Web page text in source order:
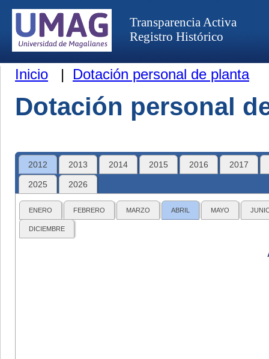
Transparencia Activa
Registro Histórico
Inicio | Dotación personal de planta
Dotación personal
2012 2013 2014 2015 2016 2017
2025 2026
ENERO FEBRERO MARZO ABRIL MAYO
DICIEMBRE